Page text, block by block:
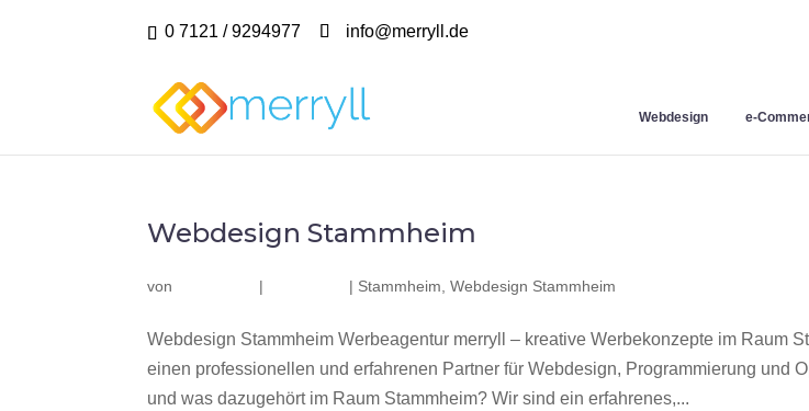
0 7121 / 9294977 info@merryll.de
Webdesign e-
Webdesign Stammheim
von | | Stammheim ,Webdesign Stammheim
Webdesign Stammheim Werbeagentur merryll – kreative Werbekonzepte im Raum
einen professionellen und erfahrenen Partner für Webdesign, Programmierung und
und was dazugehört im Raum Stammheim? Wir sind ein erfahrenes,...